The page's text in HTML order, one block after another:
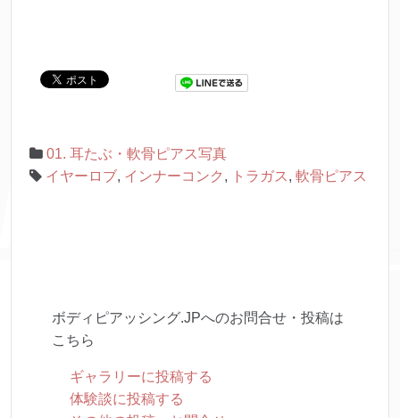
01. 耳たぶ・軟骨ピアス写真
イヤーロブ, インナーコンク , トラガス , 軟骨ピアス
ボディピアッシング.JPへのお問合せ・投稿は
こちら
ギャラリーに投稿する
体験談に投稿する